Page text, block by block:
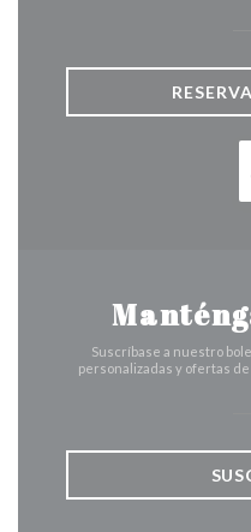
Suscríbase a nuestro
personalizadas y ofertas